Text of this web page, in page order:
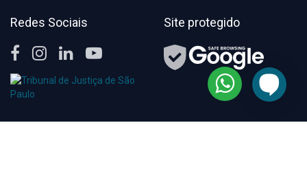
Redes Sociais Site protegido